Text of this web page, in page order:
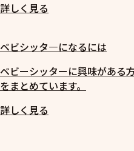
詳しく見る
ベビシッタ―になるには
ベビーシッターに興味がある
をまとめています。
詳しく見る